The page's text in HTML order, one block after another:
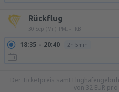
Rückflug
30 Sep (Mi.) PMI - FKB
18:35 20:40 2h 5min
Der Ticketpreis samt
von 32 EUR pro